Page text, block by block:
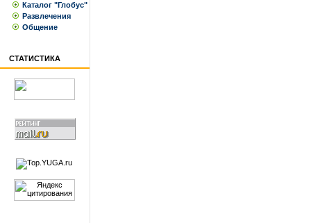
Каталог "Глобус"
Развлечения
Общение
СТАТИСТИКА